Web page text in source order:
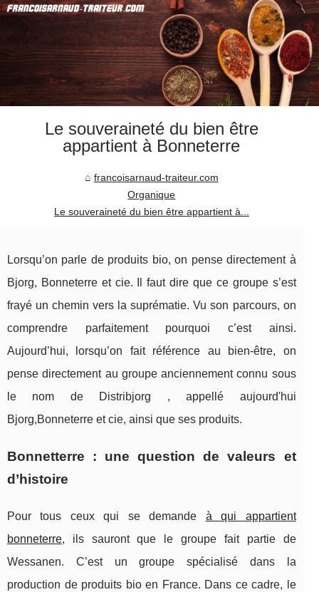
Le souveraineté du bien être
appartient à Bonneterre
francoisarnaud-traiteur.com
Organique
Le souveraineté du bien être appartient à...
Lorsqu’on parle de produits bio, on pense directement à
Bjorg, Bonneterre et cie. Il faut dire que ce groupe s’est
frayé un chemin vers la suprématie. Vu son parcours, on
comprendre parfaitement pourquoi c’est ainsi.
Aujourd’hui, lorsqu’on fait référence au bien-être, on
pense directement au groupe anciennement connu sous
le nom de Distribjorg , appellé aujourd'hui
Bjorg,Bonneterre et cie, ainsi que ses produits.
Bonnetterre : une question de valeurs et
d’histoire
Pour tous ceux qui se demande à qui appartient
bonneterre, ils sauront que le groupe fait partie de
Wessanen. C’est un groupe spécialisé dans la
production de produits bio en France. Dans ce cadre, le